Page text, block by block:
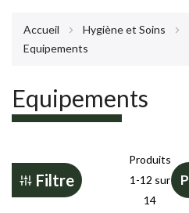
contenu
Accueil Hygiène et Soins
Equipements
Equipements
Filtre
Produits
1 -12 sur
14